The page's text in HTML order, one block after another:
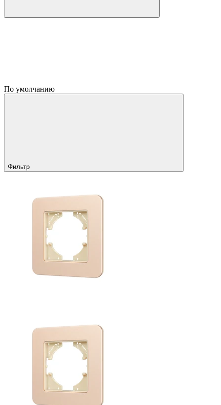
По умолчанию
Фильтр